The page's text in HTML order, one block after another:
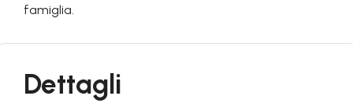
famiglia.
Dettagli